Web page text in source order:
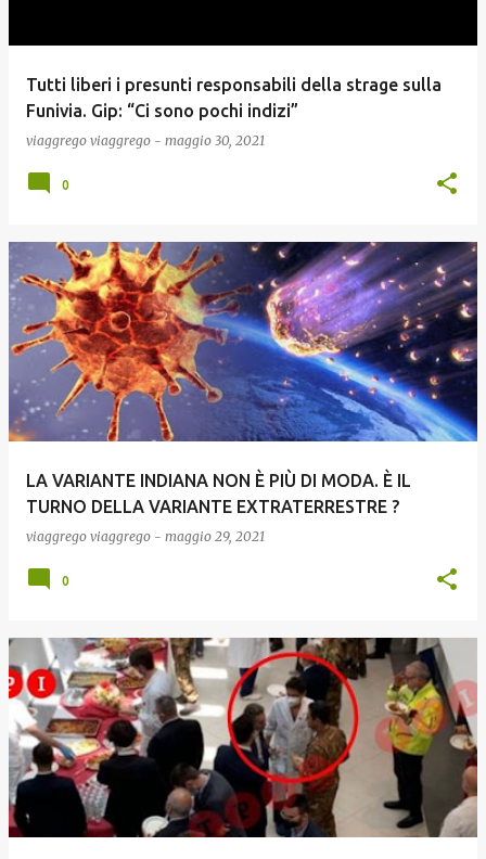
Tutti liberi i presunti responsabili della strage sulla
Funivia. Gip: “Ci sono pochi indizi”
viaggrego viaggrego - maggio 30, 2021
0
LA VARIANTE INDIANA NON È PIÙ DI MODA. È IL
TURNO DELLA VARIANTE EXTRATERRESTRE ?
viaggrego viaggrego - maggio 29, 2021
0